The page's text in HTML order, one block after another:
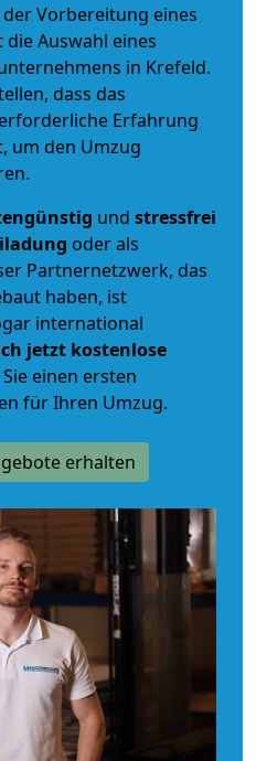
Vorbereitung eines
Auswahl eines
in Krefeld.
dass das
Erfahrung
um den Umzug
und stressfrei
oder als
Partnernetzwerk, das
haben, ist
international
jetzt kostenlose
einen ersten
für Ihren Umzug.
erhalten